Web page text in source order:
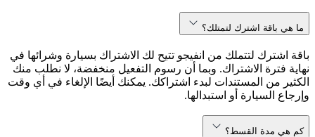
ما هي باقة اشترك لتمتلك؟
باقة اشترك لتتملك من انفيجو تتيح لك الاشتراك بسيارة وشرائها في
نهاية فترة الاشتراك. وبما أن رسوم التفعيل منخفضة، لا نطلب منك
الكثير من المستندات لبدء اشتراكك. يمكنك أيضًا الإلغاء في أي وقت
وإرجاع السيارة أو استبدالها.
كم هي مدة القسط؟